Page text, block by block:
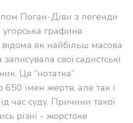
Поган-Діви з легенди
графиня
як найбільш масова
свої садистські
Ця “нотатка”
650 імен жертв, але так і
час суду. Причини такої
різні - жорстоке